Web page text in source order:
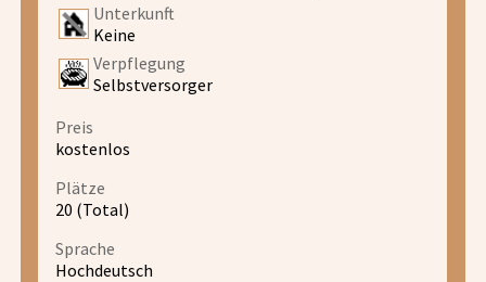
Unterkunft
Keine
Verpflegung
Selbstversorger
Preis
kostenlos
Plätze
20 (Total)
Sprache
Hochdeutsch